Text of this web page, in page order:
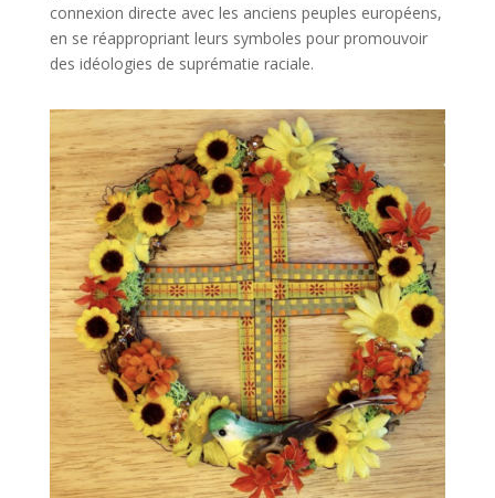
connexion directe avec les anciens peuples européens,
en se réappropriant leurs symboles pour promouvoir
des idéologies de suprématie raciale.